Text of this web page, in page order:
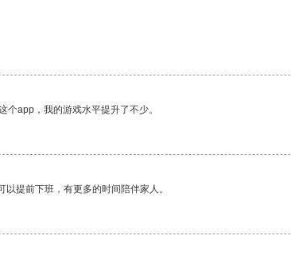
app，我的游戏水平提升了不少。
提前下班，有更多的时间陪伴家人。